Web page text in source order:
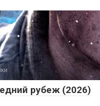
рубеж (2026)